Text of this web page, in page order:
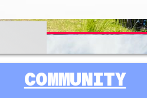
SAMLARKORT & SPELKORT
COMMUNITY